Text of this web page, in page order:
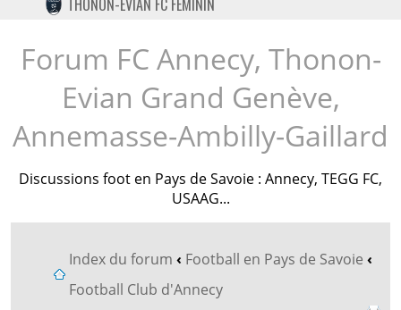
TWITTER
INSTAGRAM
THONON-EVIAN FC FÉMININ
Forum FC Annecy, Thonon-
Evian Grand Genève,
Annemasse-Ambilly-Gaillard
Discussions foot en Pays de Savoie : Annecy, TEGG FC,
USAAG...
Index du forum ‹ Football en Pays de Savoie ‹
Football Club d'Annecy